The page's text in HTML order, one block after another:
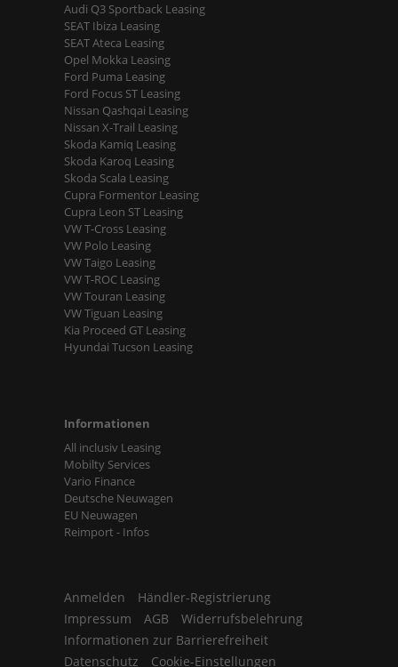
Audi Q3 Sportback Leasing
SEAT Ibiza Leasing
SEAT Ateca Leasing
Opel Mokka Leasing
Ford Puma Leasing
Ford Focus ST Leasing
Nissan Qashqai Leasing
Nissan X-Trail Leasing
Skoda Kamiq Leasing
Skoda Karoq Leasing
Skoda Scala Leasing
Cupra Formentor Leasing
Cupra Leon ST Leasing
VW T-Cross Leasing
VW Polo Leasing
VW Taigo Leasing
VW T-ROC Leasing
VW Touran Leasing
VW Tiguan Leasing
Kia Proceed GT Leasing
Hyundai Tucson Leasing
Informationen
All inclusiv Leasing
Mobilty Services
Vario Finance
Deutsche Neuwagen
EU Neuwagen
Reimport - Infos
Anmelden
Händler-Registrierung
Impressum
AGB
Widerrufsbelehrung
Informationen zur Barrierefreiheit
Datenschutz
Cookie-Einstellungen